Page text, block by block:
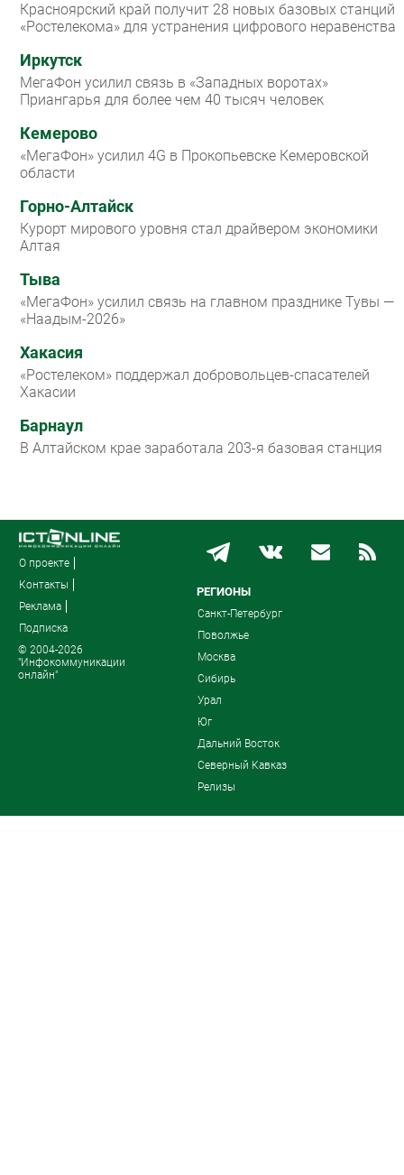
Красноярский край получит 28 новых базовых станций
«Ростелекома» для устранения цифрового неравенства
Иркутск
МегаФон усилил связь в «Западных воротах»
Приангарья для более чем 40 тысяч человек
Кемерово
«МегаФон» усилил 4G в Прокопьевске Кемеровской
области
Горно-Алтайск
Курорт мирового уровня стал драйвером экономики
Алтая
Тыва
«МегаФон» усилил связь на главном празднике Тувы —
«Наадым-2026»
Хакасия
«Ростелеком» поддержал добровольцев-спасателей
Хакасии
Барнаул
В Алтайском крае заработала 203-я базовая станция
О проекте
Контакты
Реклама
Подписка
© 2004-2026
"Инфокоммуникации
онлайн"
РЕГИОНЫ
Санкт-Петербург
Поволжье
Москва
Сибирь
Урал
Юг
Дальний Восток
Северный Кавказ
Релизы